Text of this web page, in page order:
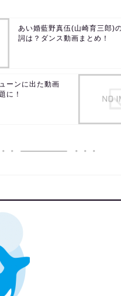
あい婚藍野真伍(山崎育三郎)
詞は？ダンス動画まとめ！
ーンに出た動画
に！